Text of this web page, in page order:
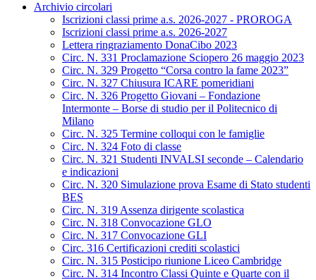
Archivio circolari
Iscrizioni classi prime a.s. 2026-2027 - PROROGA
Iscrizioni classi prime a.s. 2026-2027
Lettera ringraziamento DonaCibo 2023
Circ. N. 331 Proclamazione Sciopero 26 maggio 2023
Circ. N. 329 Progetto “Corsa contro la fame 2023”
Circ. N. 327 Chiusura ICARE pomeridiani
Circ. N. 326 Progetto Giovani – Fondazione
Intermonte – Borse di studio per il Politecnico di
Milano
Circ. N. 325 Termine colloqui con le famiglie
Circ. N. 324 Foto di classe
Circ. N. 321 Studenti INVALSI seconde – Calendario
e indicazioni
Circ. N. 320 Simulazione prova Esame di Stato studenti
BES
Circ. N. 319 Assenza dirigente scolastica
Circ. N. 318 Convocazione GLO
Circ. N. 317 Convocazione GLI
Circ. 316 Certificazioni crediti scolastici
Circ. N. 315 Posticipo riunione Liceo Cambridge
Circ. N. 314 Incontro Classi Quinte e Quarte con il